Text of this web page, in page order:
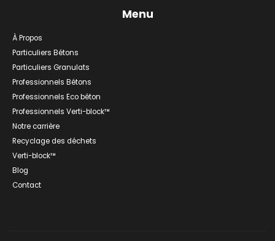
Menu
À Propos
Particuliers Bétons
Particuliers Granulats
Professionnels Bétons
Professionnels Eco béton
Professionnels Verti-block™
Notre carrière
Recyclage des déchets
Verti-block™
Blog
Contact